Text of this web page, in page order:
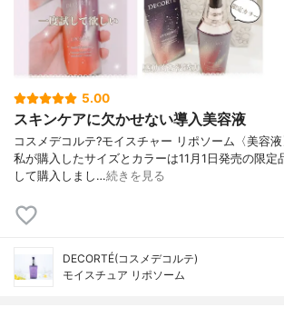
5.00
スキンケアに欠かせない導入美容液
コスメデコルテ?モイスチャー リポソーム〈美容
私が購入したサイズとカラーは11月1日発売の限定
して購入しまし…続きを見る
DECORTÉ(コスメデコルテ)
モイスチュア リポソーム